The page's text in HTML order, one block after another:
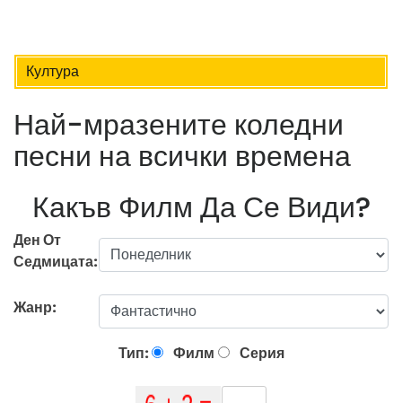
Култура
Най-мразените коледни
песни на всички времена
Какъв Филм Да Се Види?
Ден От
Седмицата:
Жанр:
Тип: Филм Серия